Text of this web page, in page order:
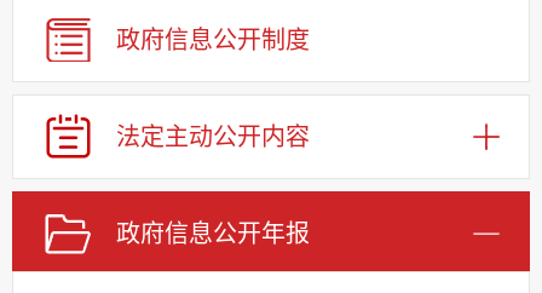
政府信息公开制度
法定主动公开内容
政府信息公开年报